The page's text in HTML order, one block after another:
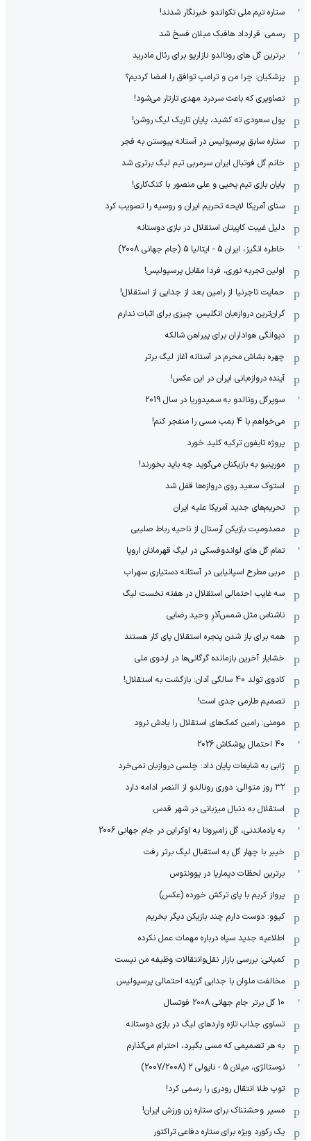
ستاره تیم ملی تکواندو خبرنگار شدند!
رسمی: قرارداد هافبک میلان فسخ شد
برترین گل های رونالدو نازاریو برای رئال مادرید
پزشکیان: چرا من و ترامپ توافق را امضا کردیم؟
تصاویری که باعث سردرد مهدی تارتار می‌شود!
پول سعودی ته کشید، پایان تاریک لیگ روشن!
ستاره سابق پرسپولیس در آستانه پیوستن به فجر
خانم گل فوتبال ایران سرمربی تیم لیگ برتری شد
پایان بازی تیم یحیی و علی منصور با کتک‌کاری!
سنای آمریکا لایحه تحریم ایران و روسیه را تصویب کرد
دلیل غیبت کاپیتان استقلال در بازی دوستانه
خاطره انگیز، ایران 5 - ایتالیا 5 (جام جهانی 2008)
اولین تجربه نوری، فردا مقابل پرسپولیس!
حمایت تاجرنیا از رامین بعد از جدایی از استقلال!
گران‌ترین دروازه‌بان انگلیس: چیزی برای اثبات ندارم
دیوانگی هواداران برای پیراهن شالکه
چهره بشاش محرم در آستانه آغاز لیگ برتر
آینده دروازه‌بانی ایران در این عکس!
سوپرگل رونالدو به سمپدوریا در سال 2019
می‌خواهم با 4 بمب مسی را منفجر کنم!
پروژه تایفون ترکیه کلید خورد
مورینیو به بازیکنان می‌گوید چه باید بخورند!
استوک سعید روی دروازه‌ها قفل شد
تحریم‌های جدید آمریکا علیه ایران
مصدومیت بازیکن آرسنال از ناحیه رباط صلیبی
تمام گل های لواندوفسکی در لیگ قهرمانان اروپا
مربی مطرح اسپانیایی در آستانه دستیاری سهراب
سه غایب احتمالی استقلال در هفته نخست لیگ
ناشناس مثل شمس‌آذرِ وحید رضایی
همه برای باز شدن پنجره استقلال پای کار هستند
خشایار آخرین بازمانده گرگانی‌ها در اردوی ملی
کادوی تولد 40 سالگی آدان: بازگشت به استقلال!
تصمیم طارمی جدی است!
مومنی: رامین کمک‌های استقلال را یادش نرود
40 احتمال پوشکاش 2026
ژابی به شایعات پایان داد: چلسی دروازبان نمی‌خرد
۳۲ روز متوالی: دوری رونالدو از النصر ادامه دارد
استقلال به دنبال میزبانی در شهر قدس
به یادماندنی، گل زامبروتا به اوکراین در جام جهانی 2006
خیبر با چهار گل به استقبال لیگ برتر رفت
برترین لحظات دیماریا در یوونتوس
پرواز کریم با پای ترکش خورده (عکس)
کیوو: دوست دارم چند بازیکن دیگر بخریم
اطلاعیه جدید سپاه درباره مهمات عمل نکرده
کمپانی: بررسی بازار نقل‌وانتقالات وظیفه من نیست
مخالفت ملوان با جدایی گزینه احتمالی پرسپولیس
10 گل برتر جام جهانی 2008 فوتسال
تساوی جذاب تازه واردهای لیگ در بازی دوستانه
به هر تصمیمی که مسی بگیرد، احترام می‌گذارم
نوستالژی، میلان 5 - ناپولی 2 (2007/2008)
توپ طلا انتقال رودری را رسمی کرد!
مسیر وحشتناک برای ستاره زن ورزش ایران!
یک رکورد ویژه برای ستاره دفاعی تراکتور